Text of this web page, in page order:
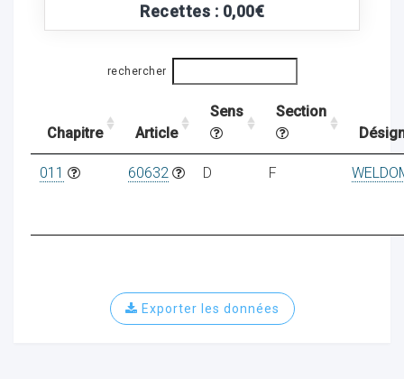
Recettes : 0,00€
rechercher
Chapitre Article
Sens
Section
011 60632 D F
Exporter les données